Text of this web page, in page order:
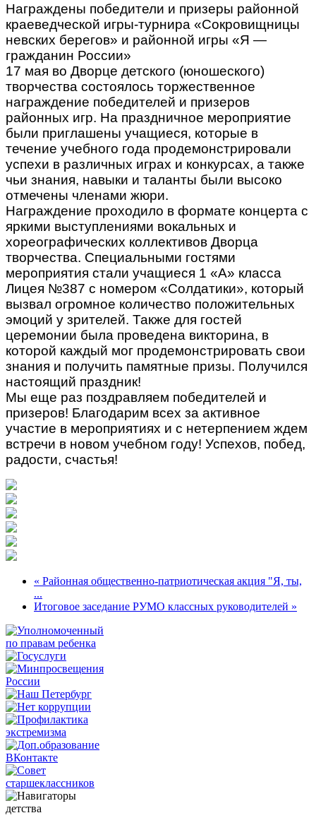
Награждены победители и призеры районной
краеведческой игры-турнира «Сокровищницы
невских берегов» и районной игры «Я —
гражданин России»
17 мая во Дворце детского (юношеского)
творчества состоялось торжественное
награждение победителей и призеров
районных игр. На праздничное мероприятие
были приглашены учащиеся, которые в
течение учебного года продемонстрировали
успехи в различных играх и конкурсах, а также
чьи знания, навыки и таланты были высоко
отмечены членами жюри.
Награждение проходило в формате концерта с
яркими выступлениями вокальных и
хореографических коллективов Дворца
творчества. Специальными гостями
мероприятия стали учащиеся 1 «А» класса
Лицея №387 с номером «Солдатики», который
вызвал огромное количество положительных
эмоций у зрителей. Также для гостей
церемонии была проведена викторина, в
которой каждый мог продемонстрировать свои
знания и получить памятные призы. Получился
настоящий праздник!
Мы еще раз поздравляем победителей и
призеров! Благодарим всех за активное
участие в мероприятиях и с нетерпением ждем
встречи в новом учебном году! Успехов, побед,
радости, счастья!
« Районная общественно-патриотическая акция "Я, ты,
...
Итоговое заседание РУМО классных руководителей »